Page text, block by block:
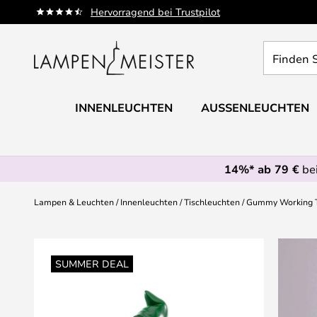
Hervorragend bei Trustpilot
Zum
Inhalt
Sie
Leuchte...
INNENLEUCHTEN AUSSENLEUCHTEN
14%* ab 79 €
Lampen & Leuchten Innenleuchten Tischleuchten Gummy
SUMMER DEAL
Ende